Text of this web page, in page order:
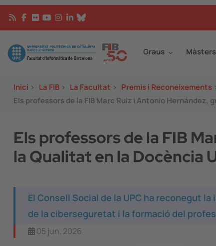
Vés al contingut
Image Graus Màsters
Inici > La FIB > La Facultat > Premis i Reconeixements
Els professors de la FIB Marc Ruiz i Antonio
Els professors de la FIB
la Qualitat en la Docència
El Consell Social de la UPC ha reconegut
de la ciberseguretat i la formació del
05 jun, 2026